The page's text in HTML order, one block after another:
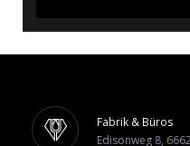
Fabrik & Büros
Edisonweg 8,